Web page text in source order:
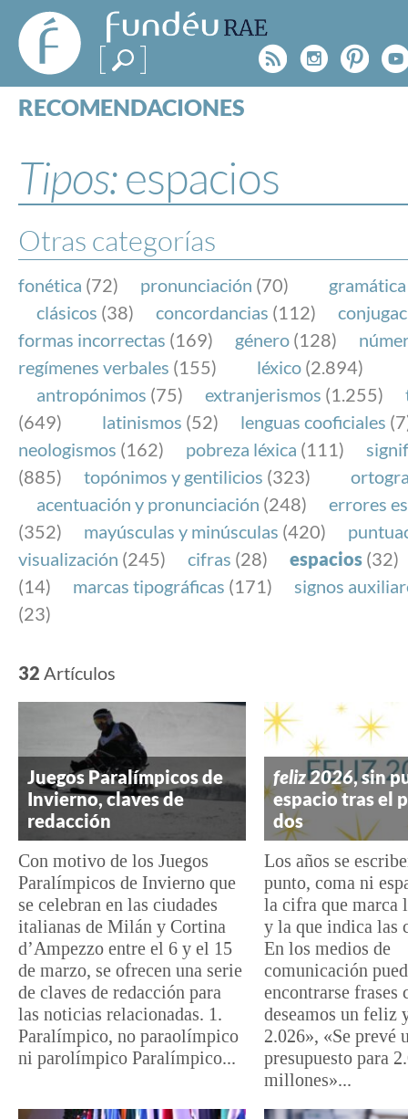
FundéuRAE
- Fundación
del Español
Urgente
Rss
RECOMENDACIONES
ESPECIALES
BLOG
NOTICIAS
SOBRE LA FUNDÉURAE
FundéuRAE es una fundación patrocinada por la
y la Real Academia Española, cuyo objetivo es
el buen uso del español en los medios de
Internet.
Tipos:espacios
Otras categorías
fonética (72) pronunciación (70) gramática
clásicos (38) concordancias (112)
formas incorrectas (169) género (128)
regímenes verbales (155) léxico (2.894)
antropónimos (75) extranjerismos (1.255)
(649)
latinismos (52) lenguas cooficiales
neologismos (162) pobreza léxica (111)
(885)
topónimos y gentilicios (323)
acentuación y pronunciación (248)
errores
(352)
mayúsculas y minúsculas (420)
visualización (245) cifras (28) espacios (32)
(14)
marcas tipográficas (171)
signos
(23)
32 Artículos
Juegos Paralímpicos de
Invierno, claves de
redacción
Con motivo de los Juegos
Paralímpicos de Invierno que
se celebran en las ciudades
italianas de Milán y Cortina
d’Ampezzo entre el 6 y el 15
de marzo, se ofrecen una serie
de claves de redacción para
las noticias relacionadas. 1.
Paralímpico, no paraolímpico
ni parolímpico Paralímpico...
feliz2026, sin
espacio tras el
dos
Los años se
punto, coma ni
la cifra que marca
y la que indica las
En los medios de
comunicación
encontrarse frases
deseamos un feliz
2.026», «Se prevé
presupuesto para
millones»...